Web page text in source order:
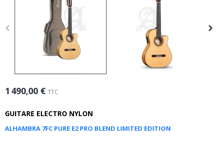
1 490,00 € TTC
GUITARE ELECTRO NYLON
ALHAMBRA 7FC PURE E2 PRO BLEND LIMITED EDITION